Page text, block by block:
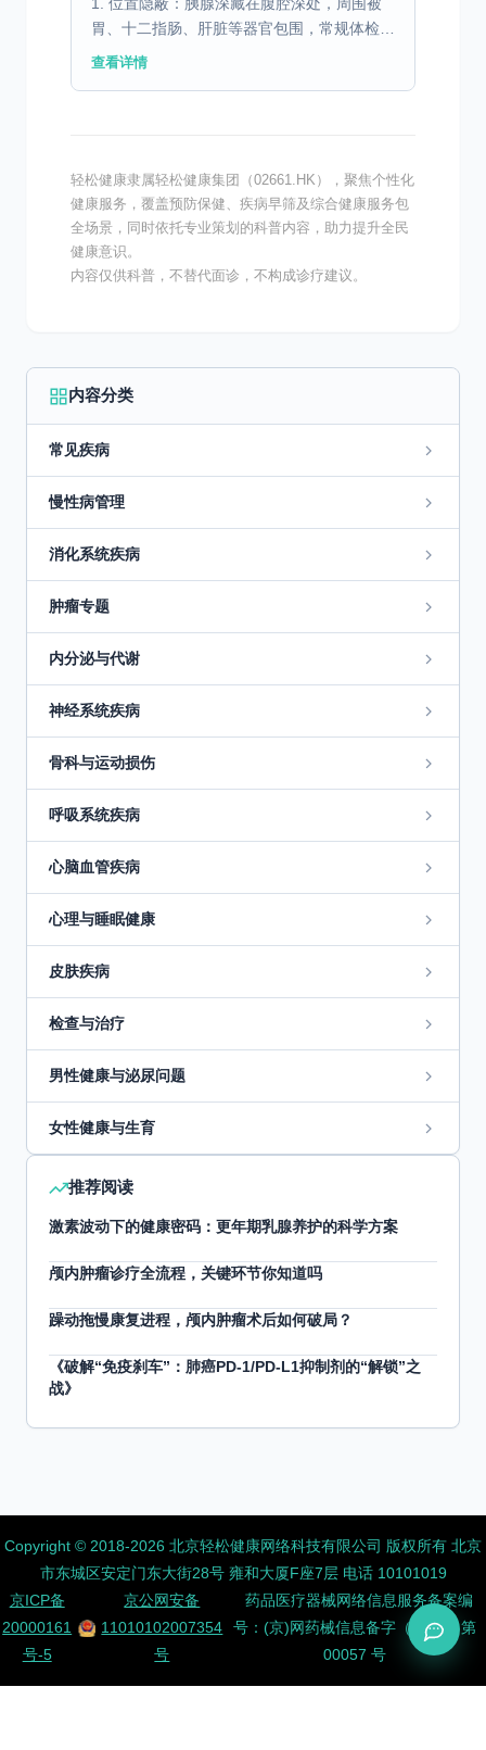
胃、十二指肠、肝脏等器官包围，常规体检
（如B超）容易漏诊。 2. 早期无症状：早期
查看详情
轻松健康隶属轻松健康集团（02661.HK），聚焦个性化
健康服务，覆盖预防保健、疾病早筛及综合健康服务包
全场景，同时依托专业策划的科普内容，助力提升全民
健康意识。
内容仅供科普，不替代面诊，不构成诊疗建议。
内容分类
常见疾病
慢性病管理
消化系统疾病
肿瘤专题
内分泌与代谢
神经系统疾病
骨科与运动损伤
呼吸系统疾病
心脑血管疾病
心理与睡眠健康
皮肤疾病
检查与治疗
男性健康与泌尿问题
女性健康与生育
推荐阅读
激素波动下的健康密码：更年期乳腺养护的科学方案
颅内肿瘤诊疗全流程，关键环节你知道吗
躁动拖慢康复进程，颅内肿瘤术后如何破局？
《破解“免疫刹车”：肺癌PD-1/PD-L1抑制剂的“解锁”之
战》
Copyright ©️ 2018-2026 北京轻松健康网络科技有限公司 版权所有 北京
市东城区安定门东大街28号 雍和大厦F座7层 电话 10101019
京ICP备
20000161
号-5
京公网安备
11010102007354
号
药品医疗器械网络信息服务备案编
号：(京)网药械信息备字（2026）第
00057 号